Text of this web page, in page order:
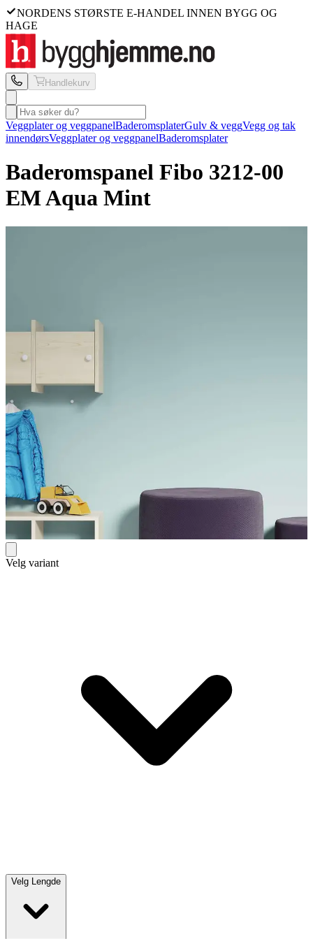
NORDENS STØRSTE E-HANDEL INNEN BYGG OG
HAGE
Handlekurv
Veggplater og veggpanelBaderomsplaterGulv & veggVegg og tak
innendørsVeggplater og veggpanelBaderomsplater
Baderomspanel Fibo 3212-00
EM Aqua Mint
Velg variant
Velg Lengde